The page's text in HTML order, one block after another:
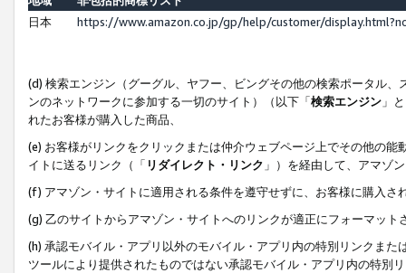
日本
https://www.amazon.co.jp/gp/help/customer/
(d) 検索エンジン（グーグル、ヤフー、ビングその他の検索ポータル
ンのネットワークに参加する一切のサイト）（以下「検索エンジン 」
れたお客様が購入した商品、
(e) お客様がリンクをクリックまたは仲介ウェブページ上でその他の
イトに送るリンク（「 リダイレクト・リンク 」）を経由して、アマゾ
(f) アマゾン・サイトに適用される条件を遵守せずに、お客様に購入さ
(g) 乙のサイトからアマゾン・サイトへのリンクが適正にフォーマッ
(h) 承認モバイル・アプリ以外のモバイル・アプリ内の特別リンクま
ツールにより提供されたものではない承認モバイル・アプリ内の特別